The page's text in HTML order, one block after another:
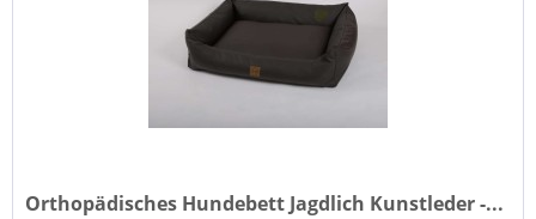
Orthopädisches Hundebett Jagdlich Kunstleder -...